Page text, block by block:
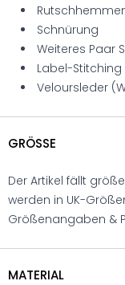
Schnürung
Weiteres Paar
Label-
Veloursleder
GRÖSSE
Der Artikel fällt
werden in UK-
Größenangaben &
MATERIAL